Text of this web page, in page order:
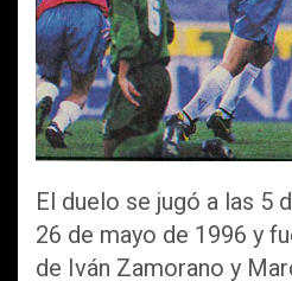
El duelo se jugó a las 5
26 de mayo de 1996 y
de Iván Zamorano y